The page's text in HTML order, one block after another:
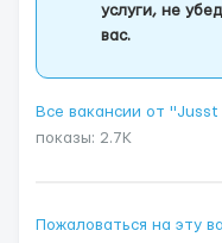
услуги, не
вас.
Все вакансии от
показы: 2.7K
Пожаловаться на эту